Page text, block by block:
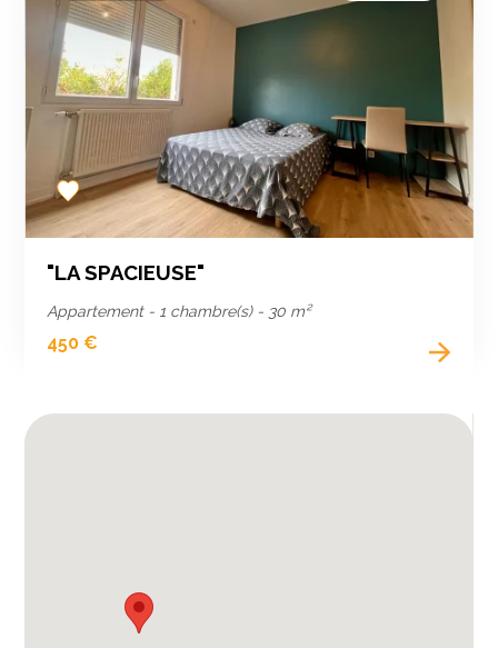
Add
to
favorites
"LA SPACIEUSE"
Appartement - 1 chambre(s) - 30 m²
450 €